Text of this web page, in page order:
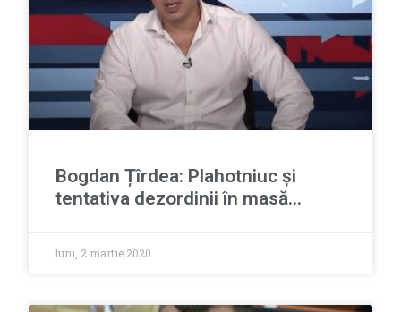
Bogdan Țîrdea: Plahotniuc și
tentativa dezordinii în masă…
luni, 2 martie 2020